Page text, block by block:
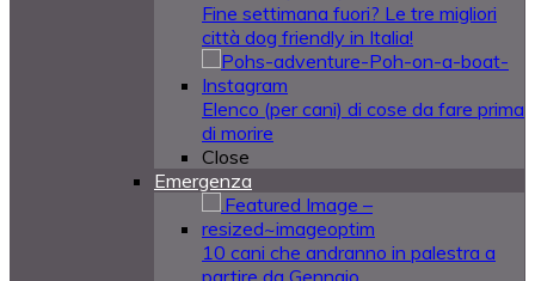
Fine settimana fuori? Le tre migliori
città dog friendly in Italia!
Elenco (per cani) di cose da fare prima
di morire
Close
Emergenza
10 cani che andranno in palestra a
partire da Gennaio